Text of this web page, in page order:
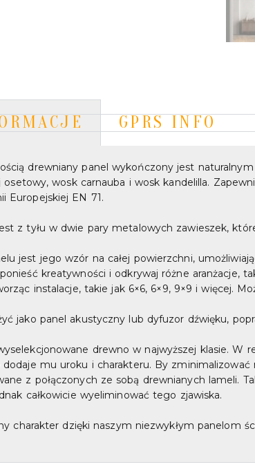
GPRS INFO
drewniany panel wykończony jest
osetowy, wosk carnauba i wosk kandelilla.
Europejskiej EN 71.
z tyłu w dwie pary metalowych zawieszek,
jest jego wzór na całej powierzchni,
kreatywności i odkrywaj różne aranżacje,
instalacje, takie jak 6×6, 6×9, 9×9 i więcej.
jako panel akustyczny lub dyfuzor dźwięku,
drewno w najwyższej klasie. W
mu uroku i charakteru. By
z połączonych ze sobą drewnianych lameli.
całkowicie wyeliminować tego zjawiska.
charakter dzięki naszym niezwykłym panelom